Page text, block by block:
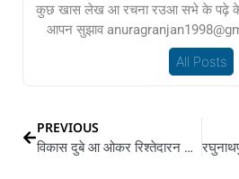
कुछ खास लेख आ रचना रउआ सभे के पढ़े के
आपन सुझाव
All Posts
PREVIOUS
विकास दुबे आ ओकर रिश्तेदारन के संपति सील होई